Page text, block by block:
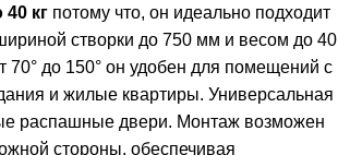
кг потому что, он идеально подходит
створки до 750 мм и весом до 40
70° до 150° он удобен для помещений с
и жилые квартиры. Универсальная
распашные двери. Монтаж возможен
стороны, обеспечивая